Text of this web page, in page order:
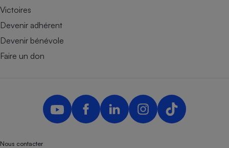
Victoires
Devenir adhérent
Devenir bénévole
Faire un don
Nous contacter